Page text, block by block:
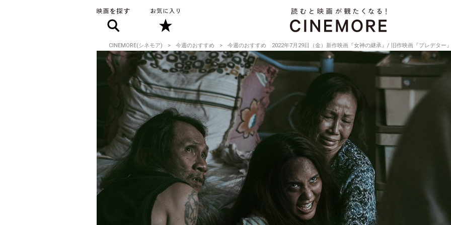
CINEMORE(シネモア) 今週のおすすめ 今週のおすすめ 2022年7月29日（金）新作映画『女神の継承』/ 旧作映画『プレデター